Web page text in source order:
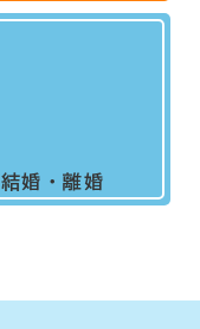
結婚・離婚